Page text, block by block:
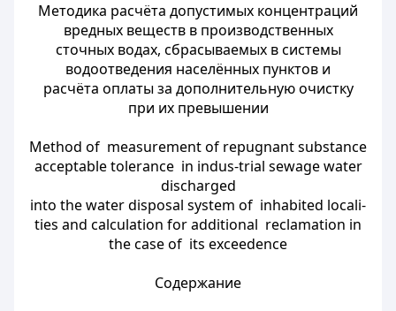
Методика расчёта допустимых концентраций
вредных веществ в производственных
сточных водах, сбрасываемых в системы
водоотведения населённых пунктов и
расчёта оплаты за дополнительную очистку
при их превышении
Method of measurement of repugnant substance
acceptable tolerance in indus-trial sewage water
discharged
into the water disposal system of inhabited locali-
ties and calculation for additional reclamation in
the case of its exceedence
Содержание